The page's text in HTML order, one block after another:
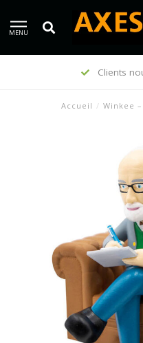
MENU
Clients
Accueil / Winkee